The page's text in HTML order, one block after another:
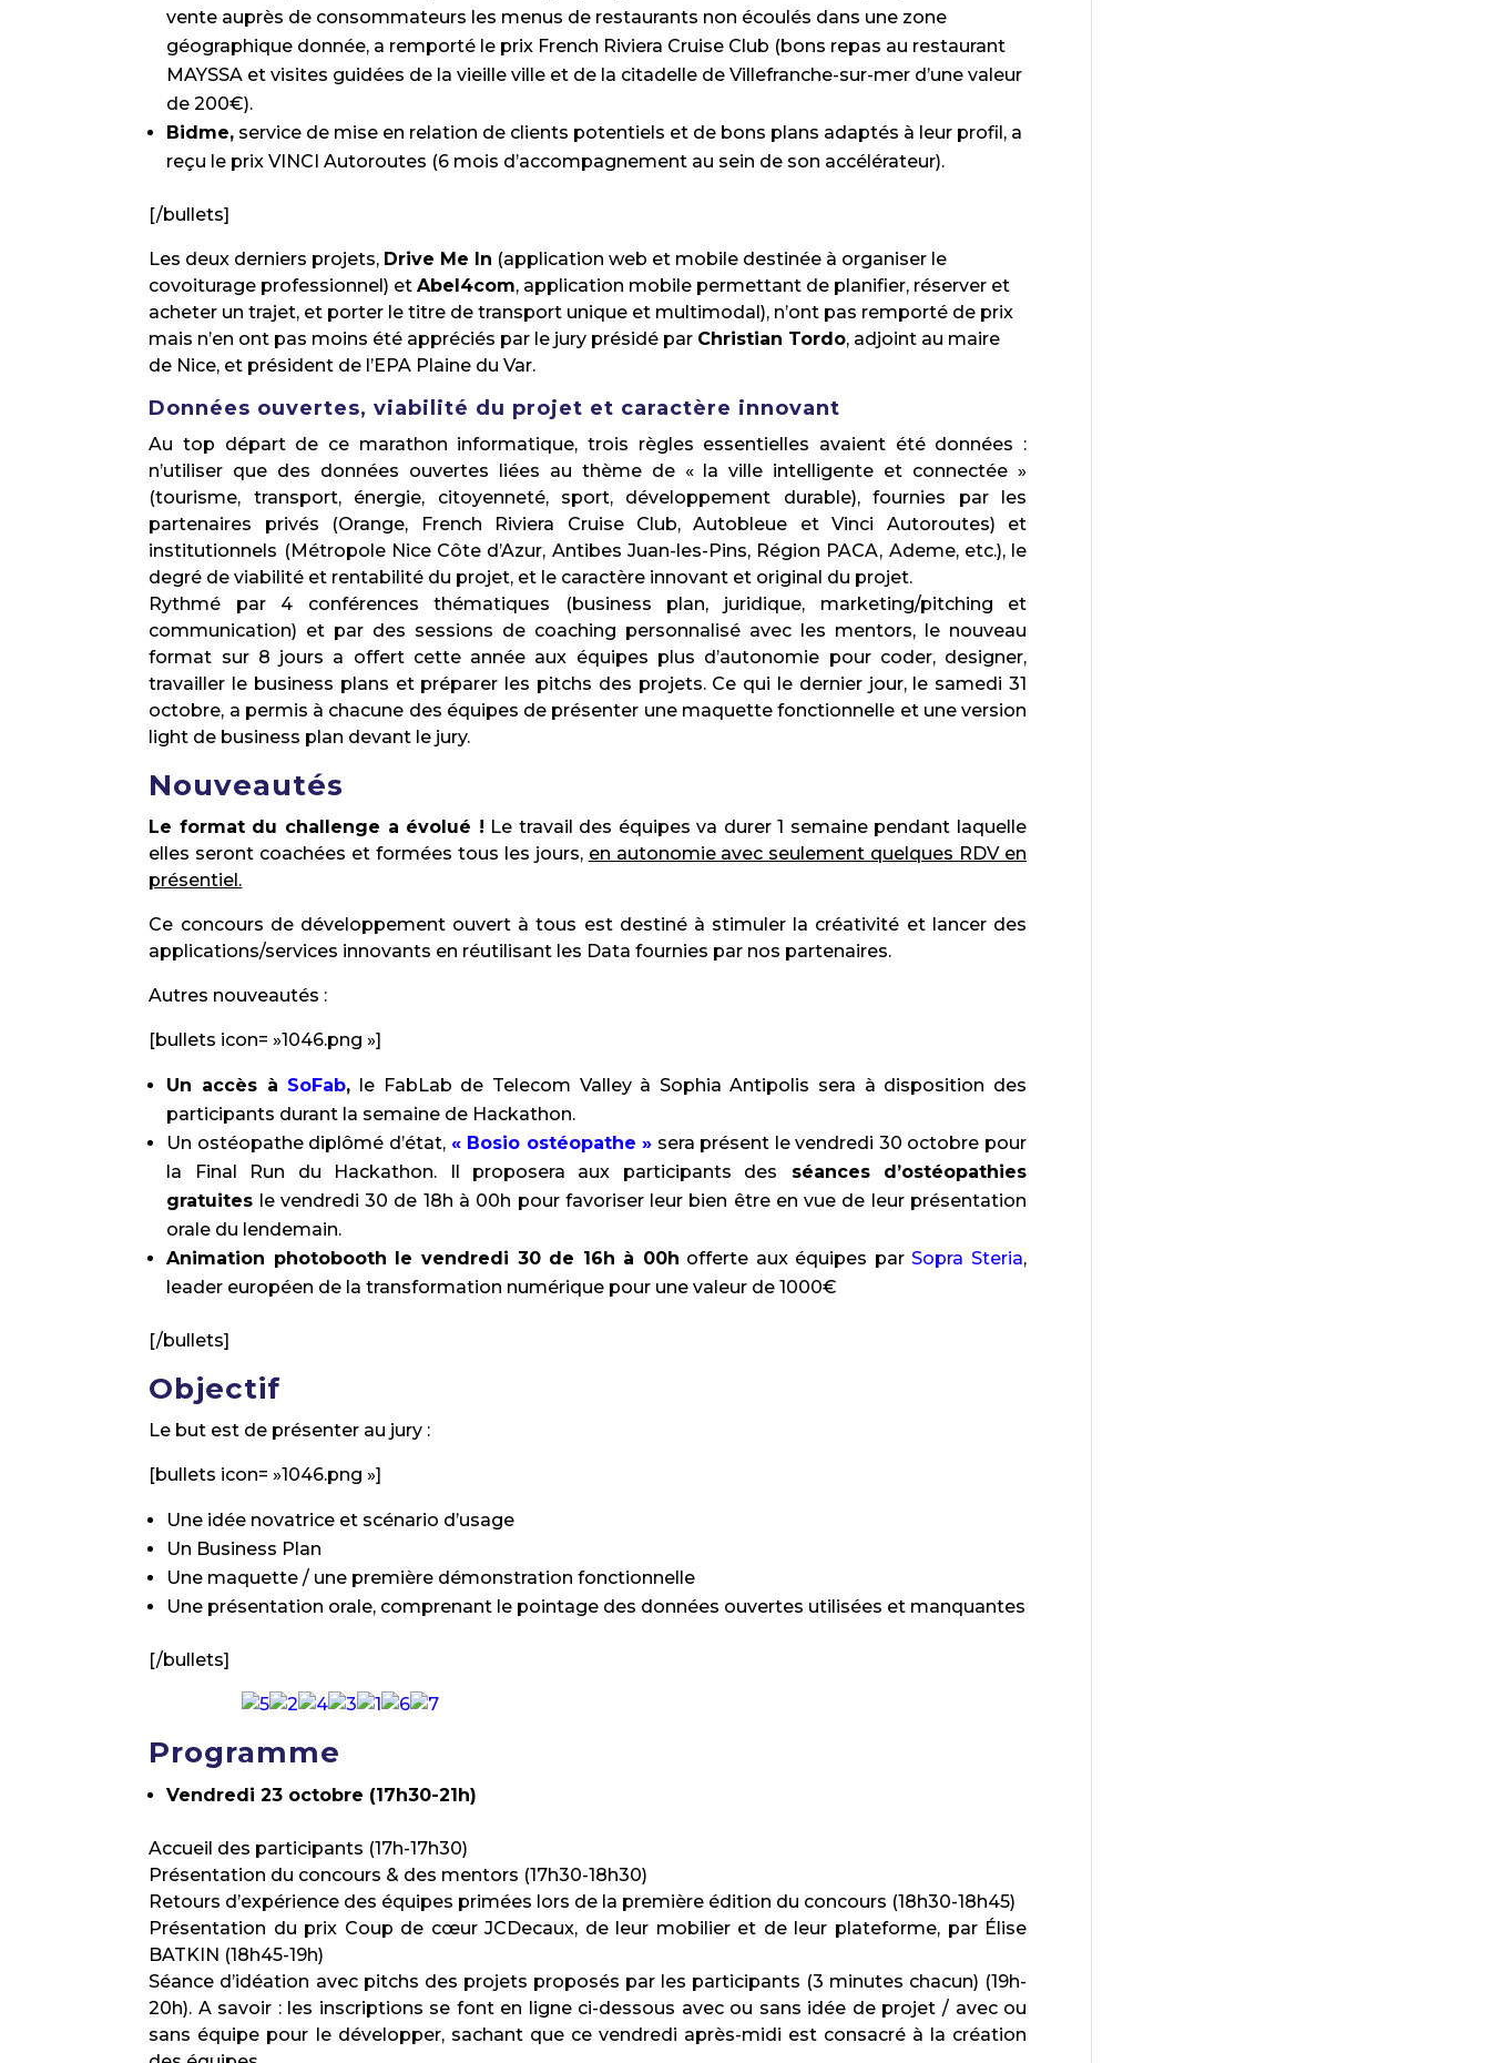
vente auprès de consommateurs les menus de restaurants non écoulés dans une zone
géographique donnée, a remporté le prix French Riviera Cruise Club (bons repas au restaurant
MAYSSA et visites guidées de la vieille ville et de la citadelle de Villefranche-sur-mer d’une valeur
de 200€).
Bidme, service de mise en relation de clients potentiels et de bons plans adaptés à leur profil, a
reçu le prix VINCI Autoroutes (6 mois d’accompagnement au sein de son accélérateur).
[/bullets]
Les deux derniers projets, Drive Me In (application web et mobile destinée à organiser le
covoiturage professionnel) etAbel4com, application mobile permettant de planifier, réserver et
acheter un trajet, et porter le titre de transport unique et multimodal), n’ont pas remporté de prix
mais n’en ont pas moins été appréciés par le jury présidé par Christian Tordo, adjoint au maire
de Nice, et président de l’EPA Plaine du Var.
Données ouvertes, viabilité du projet et caractère innovant
Au top départ de ce marathon informatique, trois règles essentielles avaient été données :
n’utiliser que des données ouvertes liées au thème de « la ville intelligente et connectée »
(tourisme, transport, énergie, citoyenneté, sport, développement durable), fournies par les
partenaires privés (Orange, French Riviera Cruise Club, Autobleue et Vinci Autoroutes) et
institutionnels (Métropole Nice Côte d’Azur, Antibes Juan-les-Pins, Région PACA, Ademe, etc.), le
degré de viabilité et rentabilité du projet, et le caractère innovant et original du projet.
Rythmé par 4 conférences thématiques (business plan, juridique, marketing/pitching et
communication) et par des sessions de coaching personnalisé avec les mentors, le nouveau
format sur 8 jours a offert cette année aux équipes plus d’autonomie pour coder, designer,
travailler le business plans et préparer les pitchs des projets. Ce qui le dernier jour, le samedi 31
octobre, a permis à chacune des équipes de présenter une maquette fonctionnelle et une version
light de business plan devant le jury.
Nouveautés
Le format du challenge a évolué ! Le travail des équipes va durer 1 semaine pendant laquelle
elles seront coachées et formées tous les jours, en autonomie avec seulement quelques RDV en
présentiel.
Ce concours de développement ouvert à tous est destiné à stimuler la créativité et lancer des
applications/services innovants en réutilisant les Data fournies par nos partenaires.
Autres nouveautés :
[bullets icon= »1046.png »]
Un accès à SoFab, le FabLab de Telecom Valley à Sophia Antipolis sera à disposition des
participants durant la semaine de Hackathon.
Un ostéopathe diplômé d’état, « Bosio ostéopathe » sera présent le vendredi 30 octobre pour
la Final Run du Hackathon. Il proposera aux participants des séances d’ostéopathies
gratuites le vendredi 30 de 18h à 00h pour favoriser leur bien être en vue de leur présentation
orale du lendemain.
Animation photobooth le vendredi 30 de 16h à 00h offerte aux équipes parSopra Steria,
leader européen de la transformation numérique pour une valeur de 1000€
[/bullets]
Objectif
Le but est de présenter au jury :
[bullets icon= »1046.png »]
Une idée novatrice et scénario d’usage
Un Business Plan
Une maquette / une première démonstration fonctionnelle
Une présentation orale, comprenant le pointage des données ouvertes utilisées et manquantes
[/bullets]
Programme
Vendredi 23 octobre (17h30-21h)
Accueil des participants (17h-17h30)
Présentation du concours & des mentors (17h30-18h30)
Retours d’expérience des équipes primées lors de la première édition du concours (18h30-18h45)
Présentation du prix Coup de cœur JCDecaux, de leur mobilier et de leur plateforme, par Élise
BATKIN (18h45-19h)
Séance d’idéation avec pitchs des projets proposés par les participants (3 minutes chacun) (19h-
20h). A savoir : les inscriptions se font en ligne ci-dessous avec ou sans idée de projet / avec ou
sans équipe pour le développer, sachant que ce vendredi après-midi est consacré à la création